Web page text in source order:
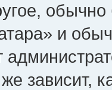
и
зависит,